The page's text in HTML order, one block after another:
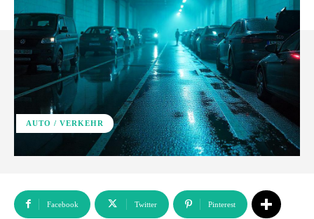
AUTO / VERKEHR
Facebook Twitter Pinterest